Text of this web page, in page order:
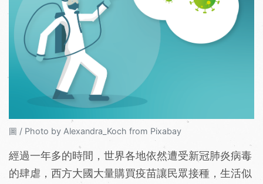
圖 / Photo by Alexandra_Koch from Pixabay
經過一年多的時間，世界各地依然遭受新冠肺炎病毒
的肆虐，西方大國大量購買疫苗讓民眾接種，生活似